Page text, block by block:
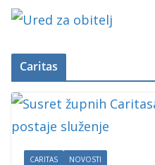
Caritas
CARITAS NOVOSTI